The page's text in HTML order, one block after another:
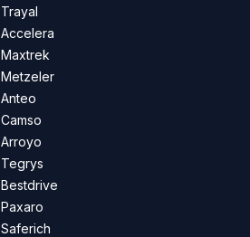
Trayal
Accelera
Maxtrek
Metzeler
Anteo
Camso
Arroyo
Tegrys
Bestdrive
Paxaro
Saferich